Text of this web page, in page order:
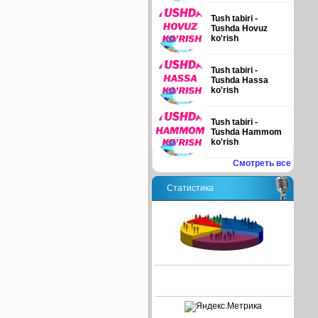
Tush tabiri -
Tushda Hovuz
ko'rish
Tush tabiri -
Tushda Hassa
ko'rish
Tush tabiri -
Tushda Hammom
ko'rish
Смотреть все
Статистика